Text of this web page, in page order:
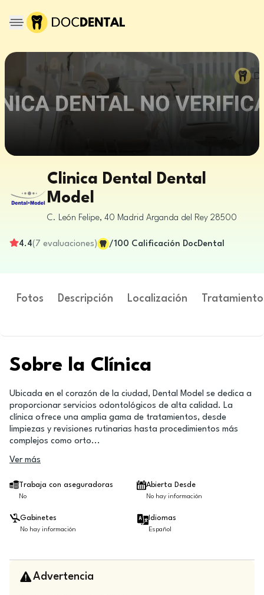
Clinica Dental Dental
Model
C. León Felipe, 40 Madrid Arganda del Rey 28500
4.4( 7 evaluaciones) /100 Calificación DocDental
Fotos Descripción Localización
Sobre la Clínica
Ubicada en el corazón de la ciudad, Dental Model se dedica a
proporcionar servicios odontológicos de alta calidad. La
clínica ofrece una amplia gama de tratamientos, desde
limpiezas y revisiones rutinarias hasta procedimientos más
complejos como orto...
Ver más
Trabaja con aseguradoras
No
Abierta Desde
No hay información
Gabinetes
No hay información
Idiomas
Español
Advertencia